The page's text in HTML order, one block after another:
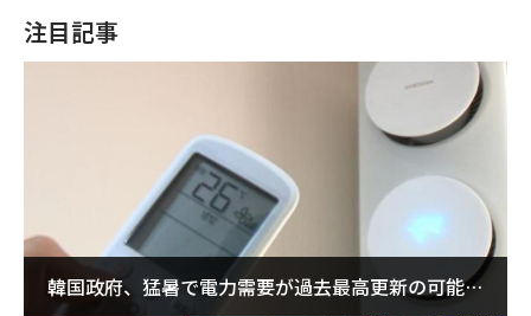
注目記事
韓国政府、猛暑で電力需要が過去最高更新の可能性